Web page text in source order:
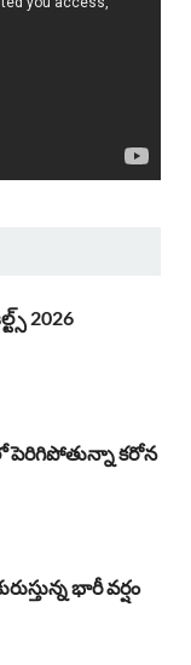
2026
పెరిగిపోతున్నా కరోన
భారీ వర్షం